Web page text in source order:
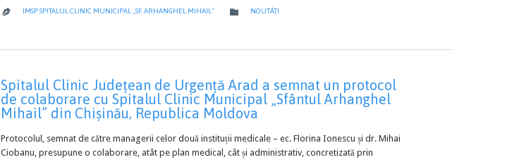
 IMSP SPITALUL CLINIC MUNICIPAL „SF. ARHANGHEL MIHAIL”  CATEGORY
NOUTĂȚI
Spitalul Clinic Județean de Urgență Arad a semnat un protocol
de colaborare cu Spitalul Clinic Municipal „Sfântul Arhanghel
Mihail” din Chișinău, Republica Moldova
Protocolul, semnat de către managerii celor două instituții medicale – ec. Florina Ionescu și dr. Mihai
Ciobanu, presupune o colaborare, atât pe plan medical, cât și administrativ, concretizată prin